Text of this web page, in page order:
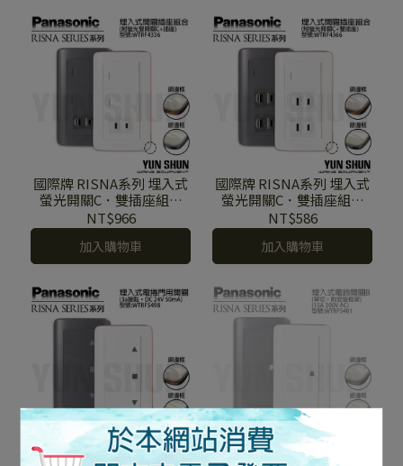
國際牌 RISNA系列 埋入式
螢光開關C．雙插座組合
WTRF 4336 雙開+單插座
附蓋板
NT$966
加入購物車
國際牌 RISNA系列 埋入式
螢光開關C．雙插座組合
WTRF 4366 單開+雙插座
附蓋板
NT$586
加入購物車
國際牌 RISNA系列 WTRF
國際牌 RISNA系列 WTRF